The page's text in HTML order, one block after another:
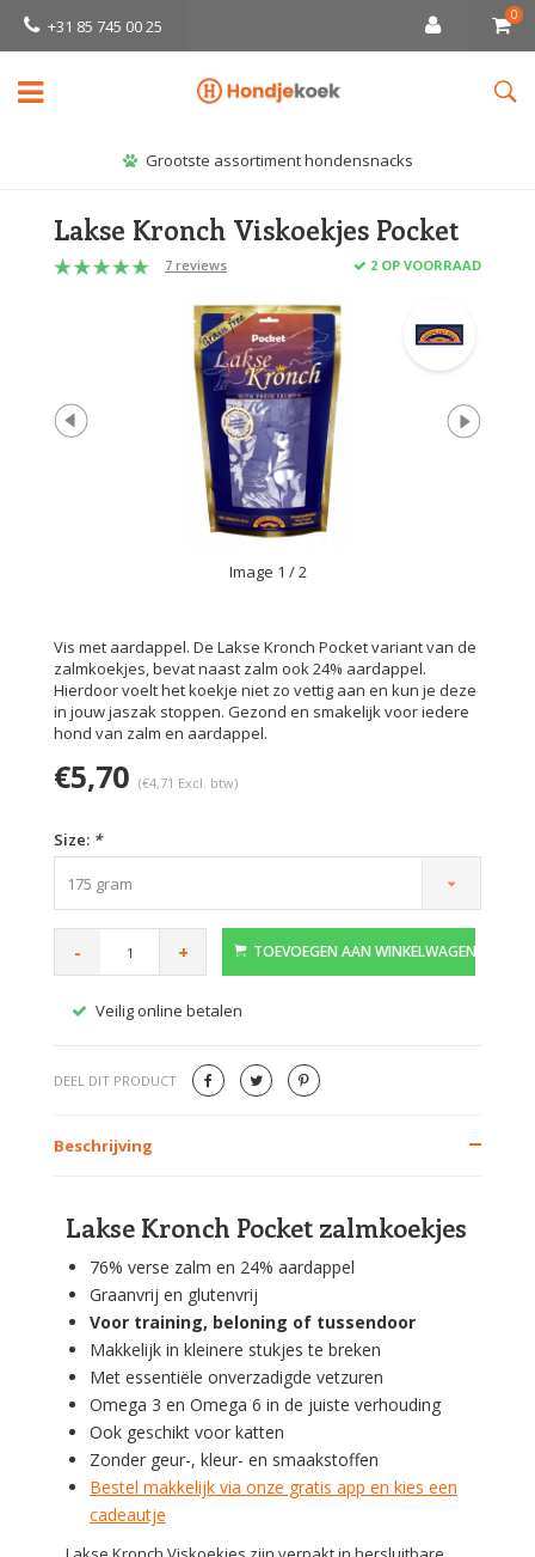
+31 85 745 00 25
0
Grootste assortiment hondensnacks
Lakse Kronch Viskoekjes Pocket
7 reviews 2 OP VOORRAAD
Image 1 / 2
Vis met aardappel. De Lakse Kronch Pocket variant van de
zalmkoekjes, bevat naast zalm ook 24% aardappel.
Hierdoor voelt het koekje niet zo vettig aan en kun je deze
in jouw jaszak stoppen. Gezond en smakelijk voor iedere
hond van zalm en aardappel.
€5,70 (€4,71 Excl. btw)
Size: *
175 gram
- + TOEVOEGEN AAN WINKELWAGEN
Veilig online betalen
DEEL DIT PRODUCT
Beschrijving
Lakse Kronch Pocket zalmkoekjes
76% verse zalm en 24% aardappel
Graanvrij en glutenvrij
Voor training, beloning of tussendoor
Makkelijk in kleinere stukjes te breken
Met essentiële onverzadigde vetzuren
Omega 3 en Omega 6 in de juiste verhouding
Ook geschikt voor katten
Zonder geur-, kleur- en smaakstoffen
Bestel makkelijk via onze gratis app en kies een
cadeautje